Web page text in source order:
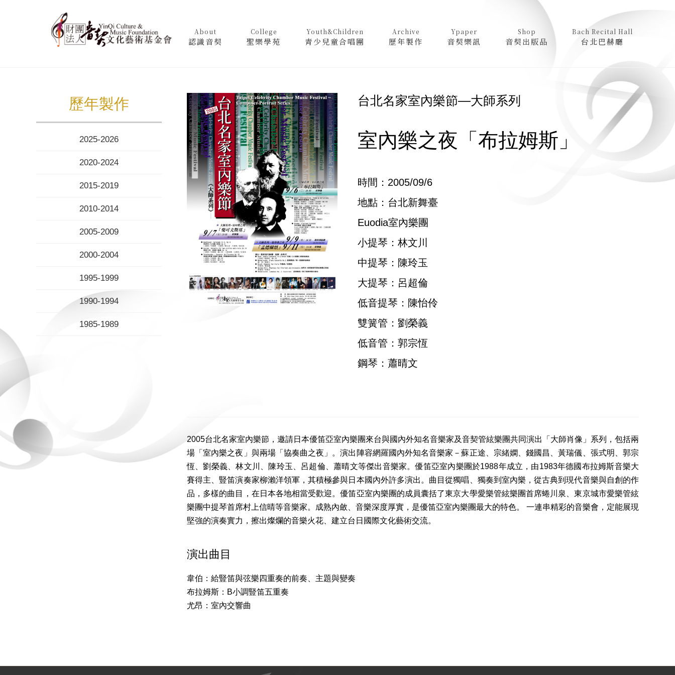
About
認識音契
College
聖樂學苑
Youth&Children
青少兒童合唱團
Archive
歷年製作
Ypaper
音契樂訊
Shop
音契出版品
Bach Recital Hall
台北巴赫廳
歷年製作
2025-2026
2020-2024
2015-2019
2010-2014
2005-2009
2000-2004
1995-1999
1990-1994
1985-1989
台北名家室內樂節—大師系列
室內樂之夜「布拉姆斯」
時間：2005/09/6
地點：台北新舞臺
Euodia室內樂團
小提琴：林文川
中提琴：陳玲玉
大提琴：呂超倫
低音提琴：陳怡伶
雙簧管：劉榮義
低音管：郭宗恆
鋼琴：蕭晴文
2005台北名家室內樂節，邀請日本優笛亞室內樂團來台與國內外知名音樂家及音契管絃樂團共同演出「大師肖像」系列，包括兩
場「室內樂之夜」與兩場「協奏曲之夜」。演出陣容網羅國內外知名音樂家－蘇正途、宗緒嫻、錢國昌、黃瑞儀、張式明、郭宗
恆、劉榮義、林文川、陳玲玉、呂超倫、蕭晴文等傑出音樂家。優笛亞室內樂團於1988年成立，由1983年德國布拉姆斯音樂大
賽得主、豎笛演奏家柳瀨洋領軍，其積極參與日本國內外許多演出。曲目從獨唱、獨奏到室內樂，從古典到現代音樂與自創的作
品，多樣的曲目，在日本各地相當受歡迎。優笛亞室內樂團的成員囊括了東京大學愛樂管絃樂團首席蜷川泉、東京城市愛樂管絃
樂團中提琴首席村上信晴等音樂家。成熟內斂、音樂深度厚實，是優笛亞室內樂團最大的特色。 一連串精彩的音樂會，定能展現
堅強的演奏實力，擦出燦爛的音樂火花、建立台日國際文化藝術交流。
演出曲目
韋伯：給豎笛與弦樂四重奏的前奏、主題與變奏
布拉姆斯：B小調豎笛五重奏
尤昂：室內交響曲